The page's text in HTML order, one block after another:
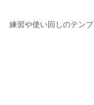
練習や使い回しのテン